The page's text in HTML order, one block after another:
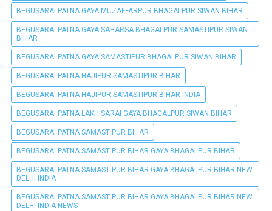
BEGUSARAI PATNA GAYA MUZAFFARPUR BHAGALPUR SIWAN BIHAR
BEGUSARAI PATNA GAYA SAHARSA BHAGALPUR SAMASTIPUR SIWAN
BIHAR
BEGUSARAI PATNA GAYA SAMASTIPUR BHAGALPUR SIWAN BIHAR
BEGUSARAI PATNA HAJIPUR SAMASTIPUR BIHAR
BEGUSARAI PATNA HAJIPUR SAMASTIPUR BIHAR INDIA
BEGUSARAI PATNA LAKHISARAI GAYA BHAGALPUR SIWAN BIHAR
BEGUSARAI PATNA SAMASTIPUR BIHAR
BEGUSARAI PATNA SAMASTIPUR BIHAR GAYA BHAGALPUR BIHAR
BEGUSARAI PATNA SAMASTIPUR BIHAR GAYA BHAGALPUR BIHAR NEW
DELHI INDIA
BEGUSARAI PATNA SAMASTIPUR BIHAR GAYA BHAGALPUR BIHAR NEW
DELHI INDIA NEWS